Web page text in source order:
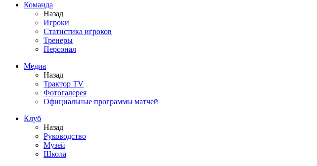
Команда
Назад
Игроки
Статистика игроков
Тренеры
Персонал
Медиа
Назад
Трактор TV
Фотогалерея
Официальные программы матчей
Клуб
Назад
Руководство
Музей
Школа